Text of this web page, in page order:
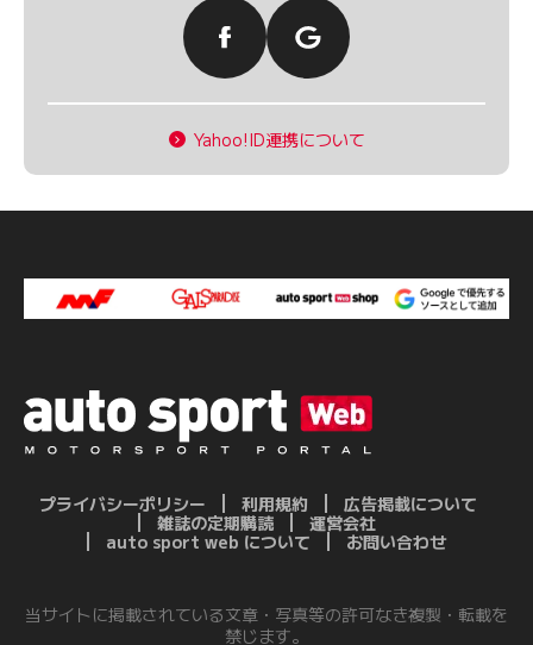
Yahoo!ID連携について
プライバシーポリシー 利用規約
広告掲載について
雑誌の定期購読
運営会社
auto sport web について
お問い合わせ
当サイトに掲載されている文章・写真等の許可なき複製・転載を
禁じます。